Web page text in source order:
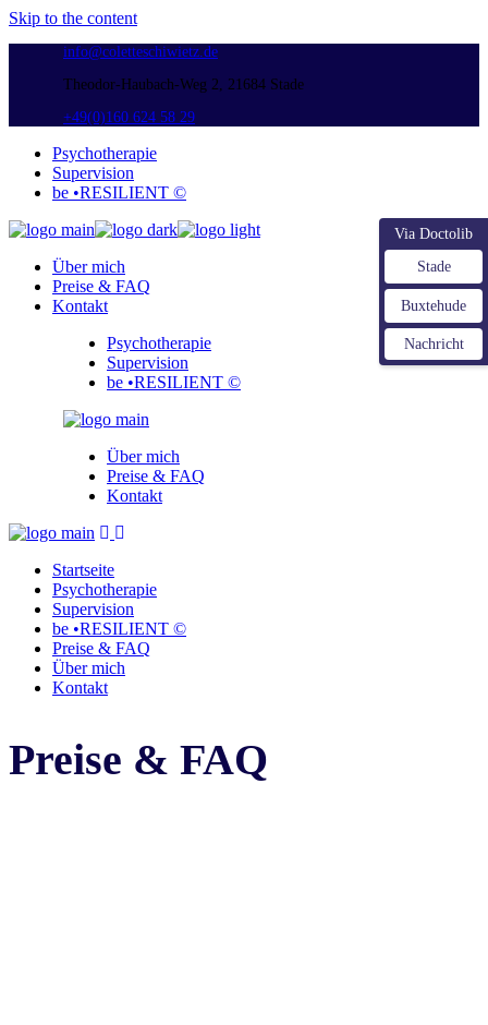
Skip to the content
info@coletteschiwietz.de
Theodor-Haubach-Weg 2, 21684 Stade
+49(0)160 624 58 29
Psychotherapie
Supervision
be •RESILIENT ©
Über mich
Preise & FAQ
Kontakt
Psychotherapie
Supervision
be •RESILIENT ©
Über mich
Preise & FAQ
Kontakt
Startseite
Psychotherapie
Supervision
be •RESILIENT ©
Preise & FAQ
Über mich
Kontakt
Preise & FAQ
Via Doctolib
Stade
Buxtehude
Nachricht